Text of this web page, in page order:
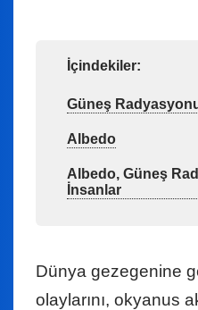
İçindekiler:
Güneş
Albedo
Albedo, Güneş
İnsanlar
Dünya gezegenine
olaylarını, okyanus